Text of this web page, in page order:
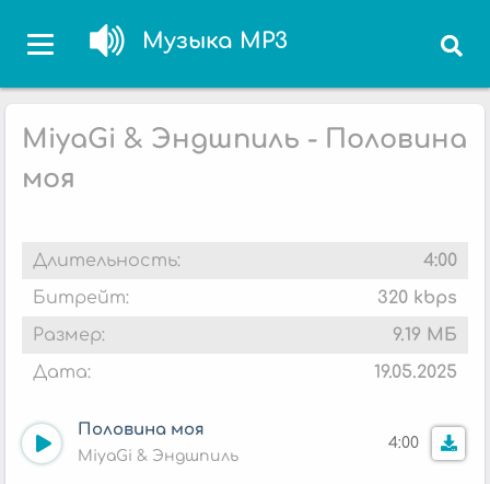
Музыка MP3
MiyaGi & Эндшпиль - Половина
моя
Длительность:
4:00
Битрейт:
320 kbps
Размер:
9.19 МБ
Дата:
19.05.2025
Половина моя
MiyaGi & Эндшпиль
4:00